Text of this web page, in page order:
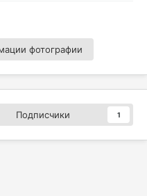
фотографии
Подписчики 1